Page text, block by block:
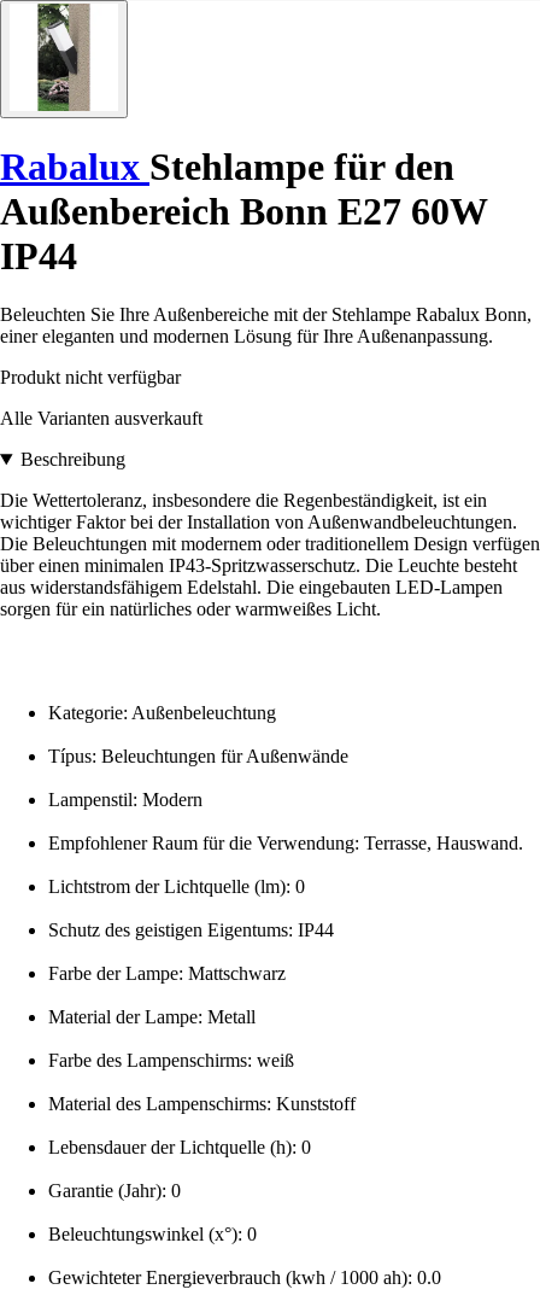
Rabalux Stehlampe für den
Außenbereich Bonn E27 60W
IP44
Beleuchten Sie Ihre Außenbereiche mit der Stehlampe Rabalux Bonn,
einer eleganten und modernen Lösung für Ihre Außenanpassung.
Produkt nicht verfügbar
Alle Varianten ausverkauft
Beschreibung
Die Wettertoleranz, insbesondere die Regenbeständigkeit, ist ein
wichtiger Faktor bei der Installation von Außenwandbeleuchtungen.
Die Beleuchtungen mit modernem oder traditionellem Design verfügen
über einen minimalen IP43-Spritzwasserschutz. Die Leuchte besteht
aus widerstandsfähigem Edelstahl. Die eingebauten LED-Lampen
sorgen für ein natürliches oder warmweißes Licht.
Kategorie: Außenbeleuchtung
Típus: Beleuchtungen für Außenwände
Lampenstil: Modern
Empfohlener Raum für die Verwendung: Terrasse, Hauswand.
Lichtstrom der Lichtquelle (lm): 0
Schutz des geistigen Eigentums: IP44
Farbe der Lampe: Mattschwarz
Material der Lampe: Metall
Farbe des Lampenschirms: weiß
Material des Lampenschirms: Kunststoff
Lebensdauer der Lichtquelle (h): 0
Garantie (Jahr): 0
Beleuchtungswinkel (x°): 0
Gewichteter Energieverbrauch (kwh / 1000 ah): 0.0